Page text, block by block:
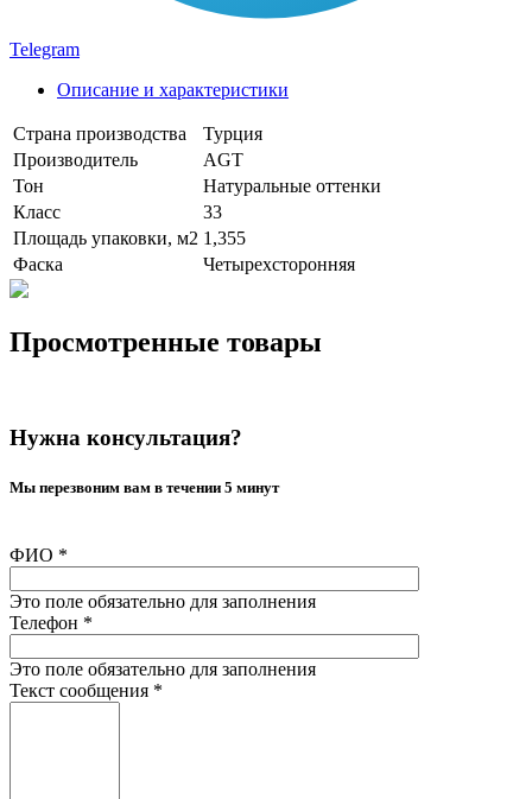
Telegram
Описание и характеристики
Страна производства
Турция
Производитель
AGT
Тон
Натуральные оттенки
Класс
33
Площадь упаковки, м2 1,355
Фаска
Четырехсторонняя
Просмотренные товары
Нужна консультация?
Мы перезвоним вам в течении 5 минут
ФИО *
Это поле обязательно для заполнения
Телефон *
Это поле обязательно для заполнения
Текст сообщения *